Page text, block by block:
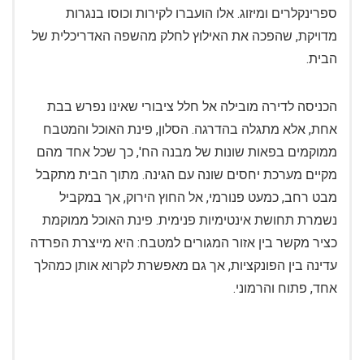
ספרינקלרים ומיזוג. אלו הועברו לקירות וכוסו בנגרות
מדויקת, שהפכה את האילוץ לחלק מהשפה האדריכלית של
הבית.
הכניסה לדירה מובילה אל חלל ציבורי שאינו נפרש בבת
אחת, אלא מתגלה בהדרגה. הסלון, פינת האוכל והמטבח
ממוקמים בפאות שונות של מבנה הח', כך שכל אחד מהם
מקיים מערכת יחסים שונה עם הגינה. מתוך הבית מתקבל
מבט רחב, כמעט פנורמי, אל החוץ הירוק, אך במקביל
נשמרת תחושת אינטימיות פנימית. פינת האוכל ממוקמת
כציר מקשר בין אזור המגורים למטבח: היא מייצרת הפרדה
עדינה בין הפונקציות, אך גם מאפשרת לקרוא אותן כמהלך
אחד, פתוח והרמוני.